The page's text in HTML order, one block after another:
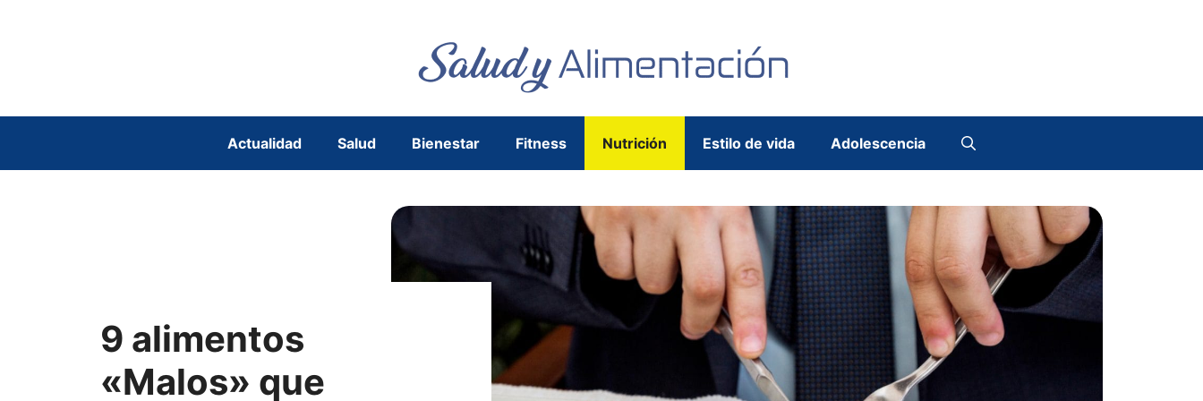
Actualidad Salud Bienestar Fitness Nutrición Estilo de vida Adolescencia
9 alimentos
«Malos» que